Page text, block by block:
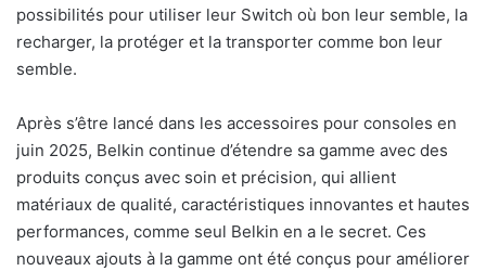
possibilités pour utiliser leur Switch où bon leur semble, la
recharger, la protéger et la transporter comme bon leur
semble.
Après s’être lancé dans les accessoires pour consoles en
juin 2025, Belkin continue d’étendre sa gamme avec des
produits conçus avec soin et précision, qui allient
matériaux de qualité, caractéristiques innovantes et hautes
performances, comme seul Belkin en a le secret. Ces
nouveaux ajouts à la gamme ont été conçus pour améliorer